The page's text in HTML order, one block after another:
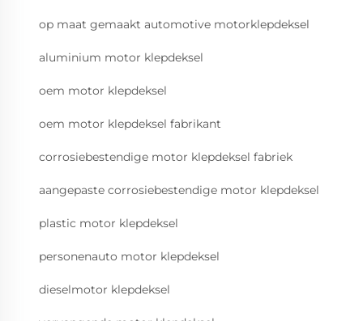
op maat gemaakt automotive motorklepdeksel
aluminium motor klepdeksel
oem motor klepdeksel
oem motor klepdeksel fabrikant
corrosiebestendige motor klepdeksel fabriek
aangepaste corrosiebestendige motor klepdeksel
plastic motor klepdeksel
personenauto motor klepdeksel
dieselmotor klepdeksel